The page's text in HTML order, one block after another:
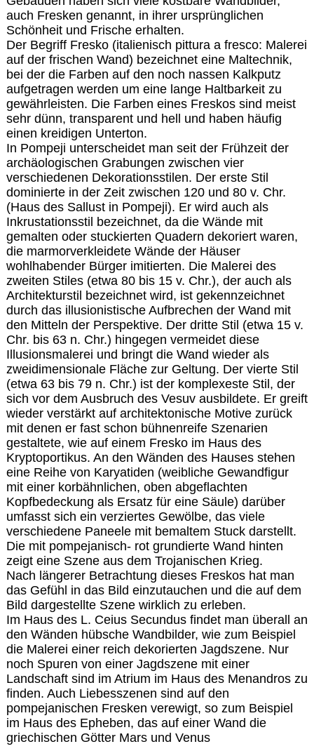
auch Fresken genannt, in ihrer ursprünglichen
Schönheit und Frische erhalten.
Der Begriff Fresko (italienisch pittura a fresco: Malerei
auf der frischen Wand) bezeichnet eine Maltechnik,
bei der die Farben auf den noch nassen Kalkputz
aufgetragen werden um eine lange Haltbarkeit zu
gewährleisten. Die Farben eines Freskos sind meist
sehr dünn, transparent und hell und haben häufig
einen kreidigen Unterton.
In Pompeji unterscheidet man seit der Frühzeit der
archäologischen Grabungen zwischen vier
verschiedenen Dekorationsstilen. Der erste Stil
dominierte in der Zeit zwischen 120 und 80 v. Chr.
(Haus des Sallust in Pompeji). Er wird auch als
Inkrustationsstil bezeichnet, da die Wände mit
gemalten oder stuckierten Quadern dekoriert waren,
die marmorverkleidete Wände der Häuser
wohlhabender Bürger imitierten. Die Malerei des
zweiten Stiles (etwa 80 bis 15 v. Chr.), der auch als
Architekturstil bezeichnet wird, ist gekennzeichnet
durch das illusionistische Aufbrechen der Wand mit
den Mitteln der Perspektive. Der dritte Stil (etwa 15 v.
Chr. bis 63 n. Chr.) hingegen vermeidet diese
Illusionsmalerei und bringt die Wand wieder als
zweidimensionale Fläche zur Geltung. Der vierte Stil
(etwa 63 bis 79 n. Chr.) ist der komplexeste Stil, der
sich vor dem Ausbruch des Vesuv ausbildete. Er greift
wieder verstärkt auf architektonische Motive zurück
mit denen er fast schon bühnenreife Szenarien
gestaltete, wie auf einem Fresko im Haus des
Kryptoportikus. An den Wänden des Hauses stehen
eine Reihe von Karyatiden (weibliche Gewandfigur
mit einer korbähnlichen, oben abgeflachten
Kopfbedeckung als Ersatz für eine Säule) darüber
umfasst sich ein verziertes Gewölbe, das viele
verschiedene Paneele mit bemaltem Stuck darstellt.
Die mit pompejanisch- rot grundierte Wand hinten
zeigt eine Szene aus dem Trojanischen Krieg.
Nach längerer Betrachtung dieses Freskos hat man
das Gefühl in das Bild einzutauchen und die auf dem
Bild dargestellte Szene wirklich zu erleben.
Im Haus des L. Ceius Secundus findet man überall an
den Wänden hübsche Wandbilder, wie zum Beispiel
die Malerei einer reich dekorierten Jagdszene. Nur
noch Spuren von einer Jagdszene mit einer
Landschaft sind im Atrium im Haus des Menandros zu
finden. Auch Liebesszenen sind auf den
pompejanischen Fresken verewigt, so zum Beispiel
im Haus des Epheben, das auf einer Wand die
griechischen Götter Mars und Venus